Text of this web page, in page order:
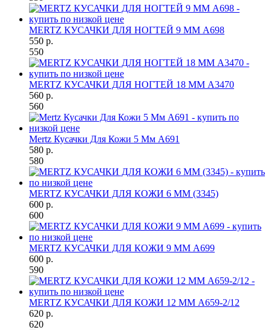
MERTZ КУСАЧКИ ДЛЯ НОГТЕЙ 9 ММ A698
550 р.
550
MERTZ КУСАЧКИ ДЛЯ НОГТЕЙ 18 ММ A3470
560 р.
560
Mertz Кусачки Для Кожи 5 Мм A691
580 р.
580
MERTZ КУСАЧКИ ДЛЯ КОЖИ 6 ММ (3345)
600 р.
600
MERTZ КУСАЧКИ ДЛЯ КОЖИ 9 ММ A699
600 р.
590
MERTZ КУСАЧКИ ДЛЯ КОЖИ 12 ММ A659-2/12
620 р.
620